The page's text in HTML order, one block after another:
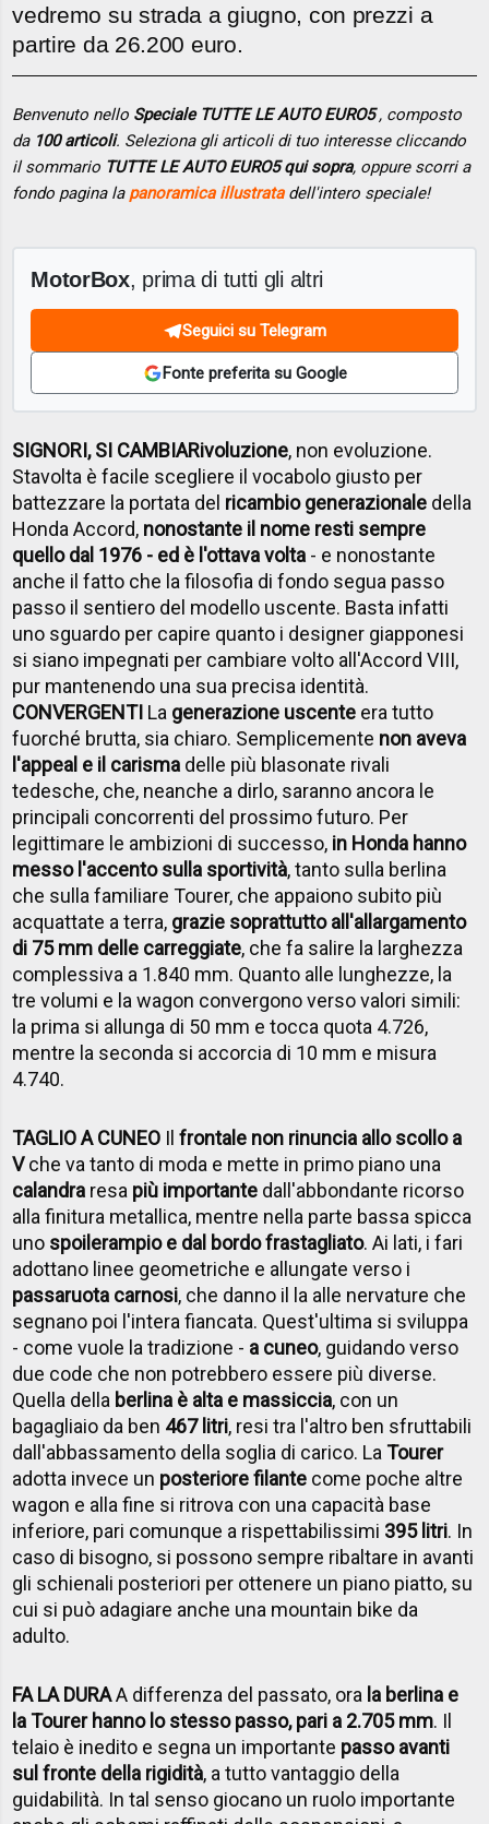
vedremo su strada a giugno, con prezzi a
partire da 26.200 euro.
Benvenuto nello Speciale TUTTE LE AUTO EURO5, composto
da 100 articoli. Seleziona gli articoli di tuo interesse cliccando
il sommario TUTTE LE AUTO EURO5 qui sopra, oppure scorri a
fondo pagina la panoramica illustratadell'intero speciale!
MotorBox, prima di tutti gli altri
Seguici su Telegram
Fonte preferita su Google
SIGNORI, SI CAMBIARivoluzione, non evoluzione.
Stavolta è facile scegliere il vocabolo giusto per
battezzare la portata del ricambio generazionale della
Honda Accord, nonostante il nome resti sempre
quello dal 1976 - ed è l'ottava volta - e nonostante
anche il fatto che la filosofia di fondo segua passo
passo il sentiero del modello uscente. Basta infatti
uno sguardo per capire quanto i designer giapponesi
si siano impegnati per cambiare volto all'Accord VIII,
pur mantenendo una sua precisa identità.
CONVERGENTI La generazione uscente era tutto
fuorché brutta, sia chiaro. Semplicemente non aveva
l'appeal e il carisma delle più blasonate rivali
tedesche, che, neanche a dirlo, saranno ancora le
principali concorrenti del prossimo futuro. Per
legittimare le ambizioni di successo, in Honda hanno
messo l'accento sulla sportività, tanto sulla berlina
che sulla familiare Tourer, che appaiono subito più
acquattate a terra, grazie soprattutto all'allargamento
di 75 mm delle carreggiate, che fa salire la larghezza
complessiva a 1.840 mm. Quanto alle lunghezze, la
tre volumi e la wagon convergono verso valori simili:
la prima si allunga di 50 mm e tocca quota 4.726,
mentre la seconda si accorcia di 10 mm e misura
4.740.
TAGLIO A CUNEO Ilfrontale non rinuncia allo scollo a
Vche va tanto di moda e mette in primo piano una
calandra resa più importante dall'abbondante ricorso
alla finitura metallica, mentre nella parte bassa spicca
uno spoilerampio e dal bordo frastagliato. Ai lati, i fari
adottano linee geometriche e allungate verso i
passaruota carnosi, che danno il la alle nervature che
segnano poi l'intera fiancata. Quest'ultima si sviluppa
- come vuole la tradizione - a cuneo, guidando verso
due code che non potrebbero essere più diverse.
Quella della berlina è alta e massiccia, con un
bagagliaio da ben 467 litri, resi tra l'altro ben sfruttabili
dall'abbassamento della soglia di carico. LaTourer
adotta invece un posteriore filante come poche altre
wagon e alla fine si ritrova con una capacità base
inferiore, pari comunque a rispettabilissimi 395 litri. In
caso di bisogno, si possono sempre ribaltare in avanti
gli schienali posteriori per ottenere un piano piatto, su
cui si può adagiare anche una mountain bike da
adulto.
FA LA DURAA differenza del passato, ora la berlina e
la Tourer hanno lo stesso passo, pari a 2.705 mm. Il
telaio è inedito e segna un importante passo avanti
sul fronte della rigidità, a tutto vantaggio della
guidabilità. In tal senso giocano un ruolo importante